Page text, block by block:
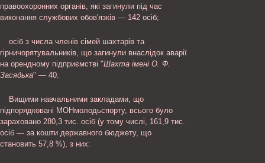
правоохоронних органів, які загинули під час
виконання службових обов'язків — 142 осіб;
осіб з числа членів сімей шахтарів та
гірничорятувальників, що загинули внаслідок аварії
на орендному підприємстві "Шахта імені О. Ф.
Засядька" — 40.
Вищими навчальними закладами, що
підпорядковані МОНмолодьспорту, всього було
зараховано 280,3 тис. осіб (у тому числі, 161,9 тис.
осіб — за кошти державного бюджету, що
становить 57,8 %), з них: